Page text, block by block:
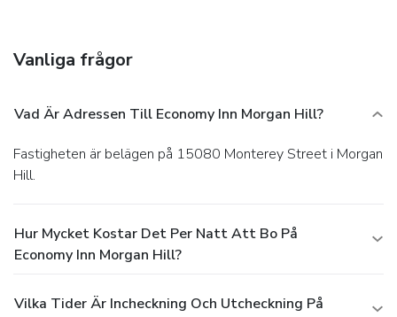
Vanliga frågor
Vad Är Adressen Till Economy Inn Morgan Hill?
Fastigheten är belägen på 15080 Monterey Street i Morgan
Hill.
Hur Mycket Kostar Det Per Natt Att Bo På
Economy Inn Morgan Hill?
Vilka Tider Är Incheckning Och Utcheckning På